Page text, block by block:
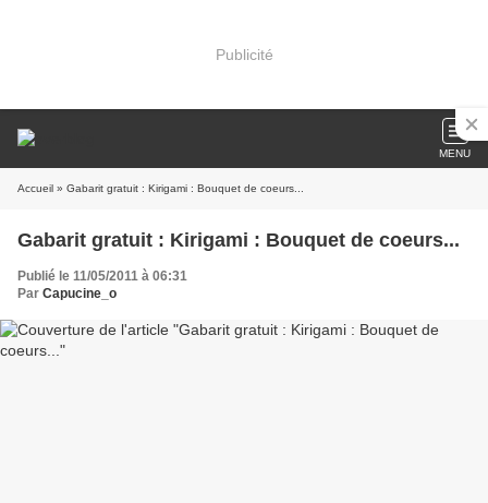
Publicité
MENU
Accueil » Gabarit gratuit : Kirigami : Bouquet de coeurs...
Gabarit gratuit : Kirigami : Bouquet de coeurs...
Publié le 11/05/2011 à 06:31
Par Capucine_o